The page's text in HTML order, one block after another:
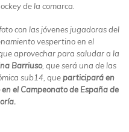
de la comarca.
con las jóvenes jugadoras del
vespertino en el
aprovechar para saludar a la
Barriuso, que será una de las
sub14, queparticipará en
el Campeonato de España de